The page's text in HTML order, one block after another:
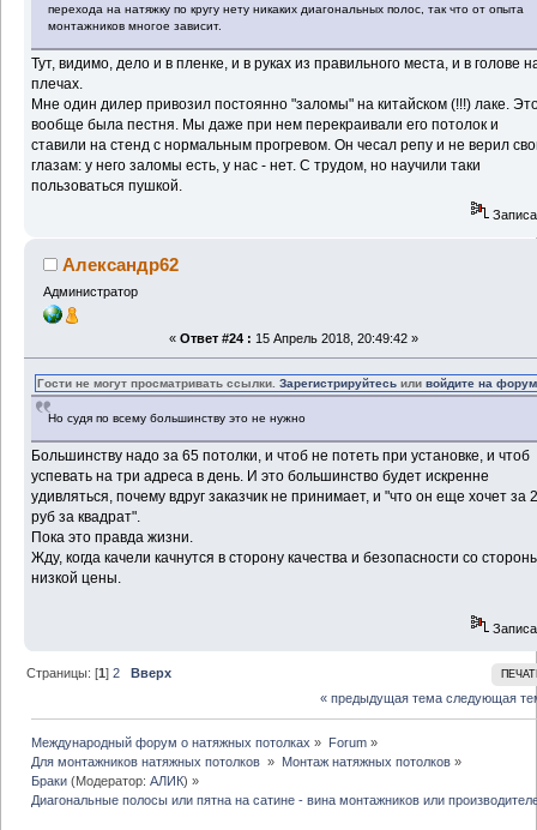
перехода на натяжку по кругу нету никаких диагональных полос, так что от опыта
монтажников многое зависит.
Тут, видимо, дело и в пленке, и в руках из правильного места, и в голове
плечах.
Мне один дилер привозил постоянно "заломы" на китайском (!!!) лаке.
вообще была пестня. Мы даже при нем перекраивали его потолок и
ставили на стенд с нормальным прогревом. Он чесал репу и не верил
глазам: у него заломы есть, у нас - нет. С трудом, но научили таки
пользоваться пушкой.
Александр62
Администратор
« Ответ #24 : 15 Апрель 2018, 20:49:42 »
Гости не могут просматривать ссылки.Зарегистрируйтесь иливойдите на форум
Но судя по всему большинству это не нужно
Большинству надо за 65 потолки, и чтоб не потеть при установке, и чтоб
успевать на три адреса в день. И это большинство будет искренне
удивляться, почему вдруг заказчик не принимает, и "что он еще хочет за
руб за квадрат".
Пока это правда жизни.
Жду, когда качели качнутся в сторону качества и безопасности со
низкой цены.
Страницы: [1]2
Вверх
« предыдущая тема следующая
Международный форум о натяжных потолках » Forum»
Для монтажников натяжных потолков » Монтаж натяжных потолков»
Браки (Модератор:АЛИК) »
Диагональные полосы или пятна на сатине - вина монтажников или